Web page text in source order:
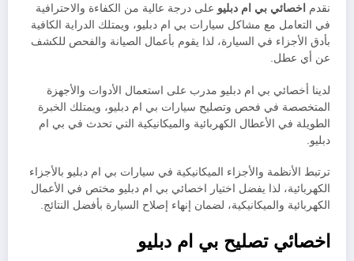
نقدم اخصائي بي ام دبليو على درجة عالية من الكفاءة والاحترافية
في التعامل مع مشاكل سيارات بي ام دبليو، ويمتلك الدراية الكافية
بأدق الأجزاء في السيارة، لذا يقوم بأعمال الصيانة والفحص للكشف
عن أي عطل.
لدينا أخصائي بي ام دبليو مدرب على استعمال الأدوات والأجهزة
المتخصصة في فحص وتصليح سيارات بي ام دبليو، ويمتلك الخبرة
الطويلة في الأعطال الكهربائية والميكانيكية التي تحدث في بي ام
دبليو.
ترتبط الأنظمة والأجزاء الميكانيكية في سيارات بي ام دبليو بالأجزاء
الكهربائية، لذا يفضل اختيار اخصائي بي ام دبليو مختص في الأعمال
الكهربائية والميكانيكية، لضمان إنهاء إصلاح السيارة بأفضل النتائج.
اخصائي تصليح بي ام دبليو